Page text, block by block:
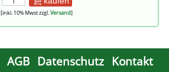
[inkl. 10% Mwst zzgl.Versand]
AGB Datenschutz Kontakt